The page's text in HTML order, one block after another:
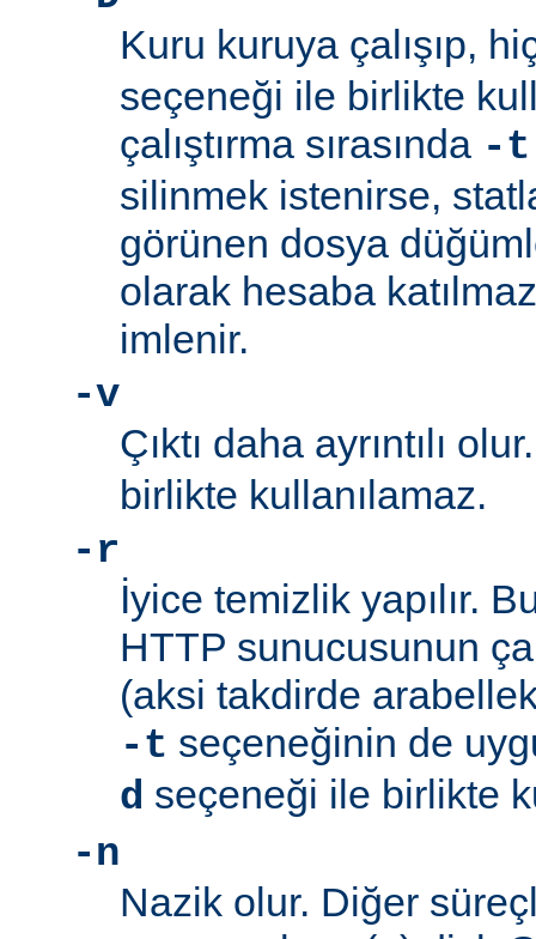
Kuru kuruya çalışıp,
seçeneği ile birlikte
çalıştırma sırasında -t
silinmek istenirse,
görünen dosya
olarak hesaba
imlenir.
-v
Çıktı daha ayrıntılı
birlikte kullanılamaz.
-r
İyice temizlik yapılır.
HTTP sunucusunun
(aksi takdirde
-t seçeneğinin de
d seçeneği ile birlikte
-n
Nazik olur. Diğer